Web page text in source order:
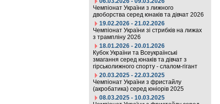
Чемпіонат України з лижного
двоборства серед юнаків та дівчат 2026
19.02.2026 - 21.02.2026
Чемпіонат України зі стрибків на лижах
з трампліну 2026
18.01.2026 - 20.01.2026
Кубок України та Всеукраїнські
змагання серед юнаків та дівчат з
гірськолижного спорту - слалом-гігант
20.03.2025 - 22.03.2025
Чемпіонат України з фристайлу
(акробатика) серед юніорів 2025
08.03.2025 - 10.03.2025